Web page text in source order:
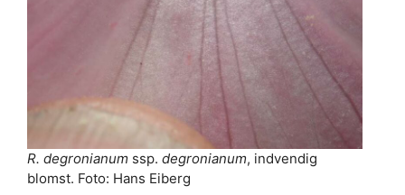
R. degronianum ssp. degronianum, indvendig
blomst. Foto: Hans Eiberg